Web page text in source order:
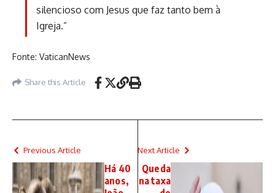
silencioso com Jesus que faz tanto bem à
Igreja.”
Fonte: VaticanNews
Share this Article
Previous Article
Há 40
anos,
Next Article
Queda
na taxa